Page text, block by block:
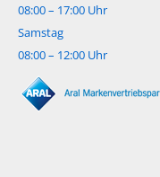
08:00 – 17:00 Uhr
Samstag
08:00 – 12:00 Uhr